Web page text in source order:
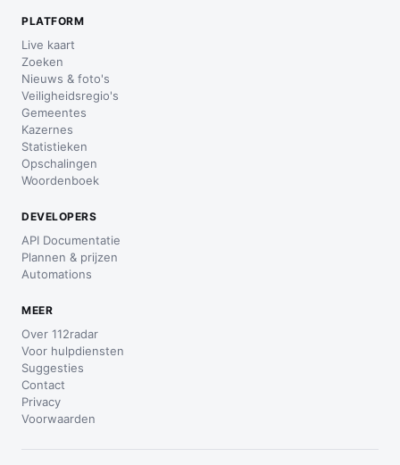
PLATFORM
Live kaart
Zoeken
Nieuws & foto's
Veiligheidsregio's
Gemeentes
Kazernes
Statistieken
Opschalingen
Woordenboek
DEVELOPERS
API Documentatie
Plannen & prijzen
Automations
MEER
Over 112radar
Voor hulpdiensten
Suggesties
Contact
Privacy
Voorwaarden